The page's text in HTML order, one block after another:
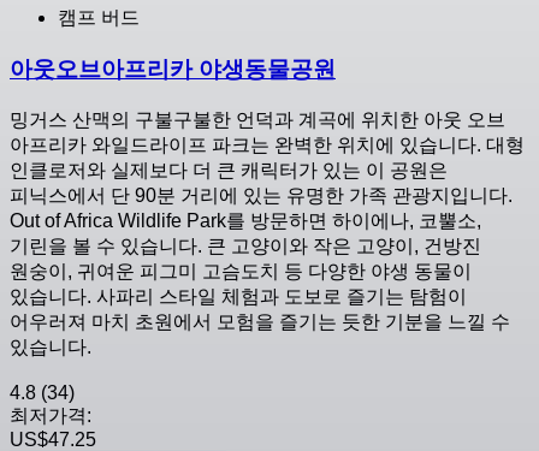
캠프 버드
아웃오브아프리카 야생동물공원
밍거스 산맥의 구불구불한 언덕과 계곡에 위치한 아웃 오브
아프리카 와일드라이프 파크는 완벽한 위치에 있습니다. 대형
인클로저와 실제보다 더 큰 캐릭터가 있는 이 공원은
피닉스에서 단 90분 거리에 있는 유명한 가족 관광지입니다.
Out of Africa Wildlife Park를 방문하면 하이에나, 코뿔소,
기린을 볼 수 있습니다. 큰 고양이와 작은 고양이, 건방진
원숭이, 귀여운 피그미 고슴도치 등 다양한 야생 동물이
있습니다. 사파리 스타일 체험과 도보로 즐기는 탐험이
어우러져 마치 초원에서 모험을 즐기는 듯한 기분을 느낄 수
있습니다.
4.8 (34)
최저가격:
US$47.25